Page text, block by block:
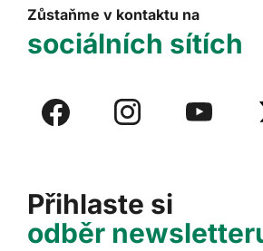
Přihlaste si
odběr
Zůstaňme v kontaktu na
sociálních sítích